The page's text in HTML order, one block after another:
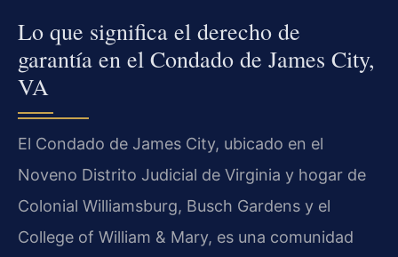
Lo que significa el derecho de
garantía en el Condado de James City,
VA
El Condado de James City, ubicado en el
Noveno Distrito Judicial de Virginia y hogar de
Colonial Williamsburg, Busch Gardens y el
College of William & Mary, es una comunidad